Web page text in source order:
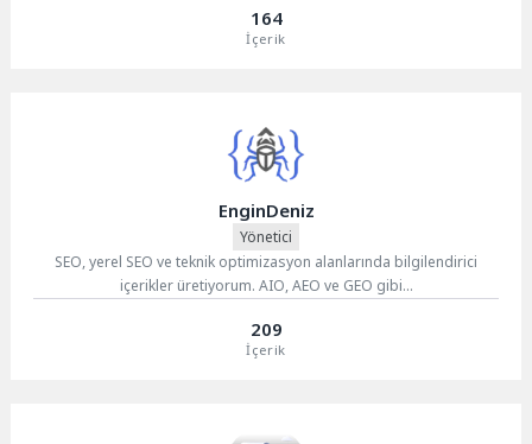
164
İçerik
EnginDeniz
Yönetici
SEO, yerel SEO ve teknik optimizasyon alanlarında bilgilendirici
içerikler üretiyorum. AIO, AEO ve GEO gibi...
209
İçerik